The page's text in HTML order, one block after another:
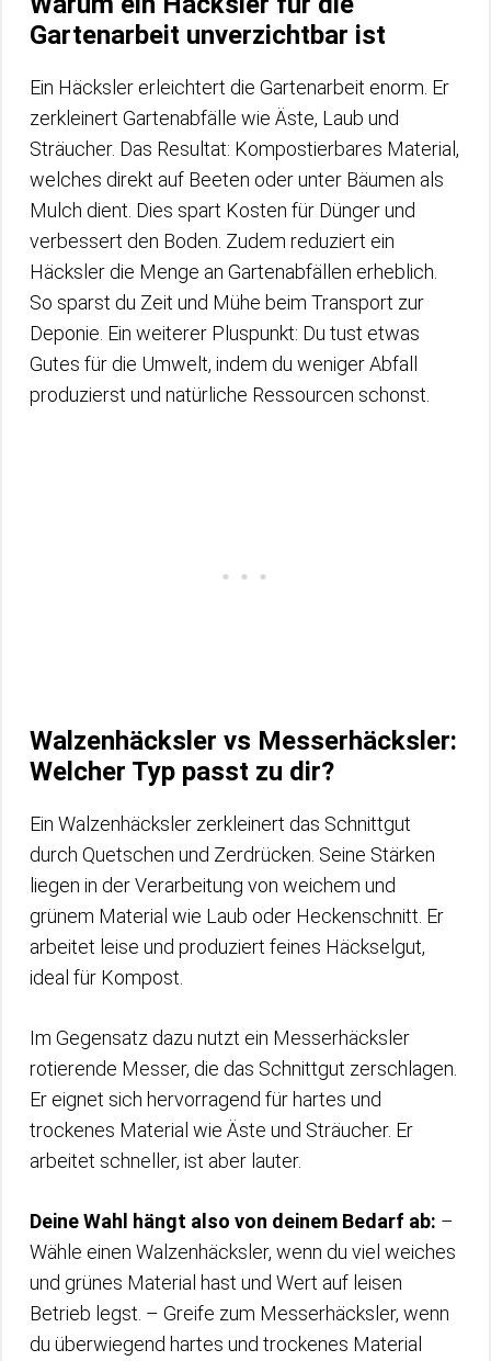
Gartenarbeit unverzichtbar ist
Ein Häcksler erleichtert die Gartenarbeit enorm. Er
zerkleinert Gartenabfälle wie Äste, Laub und
Sträucher. Das Resultat: Kompostierbares Material,
welches direkt auf Beeten oder unter Bäumen als
Mulch dient. Dies spart Kosten für Dünger und
verbessert den Boden. Zudem reduziert ein
Häcksler die Menge an Gartenabfällen erheblich.
So sparst du Zeit und Mühe beim Transport zur
Deponie. Ein weiterer Pluspunkt: Du tust etwas
Gutes für die Umwelt, indem du weniger Abfall
produzierst und natürliche Ressourcen schonst.
Walzenhäcksler vs Messerhäcksler:
Welcher Typ passt zu dir?
Ein Walzenhäcksler zerkleinert das Schnittgut
durch Quetschen und Zerdrücken. Seine Stärken
liegen in der Verarbeitung von weichem und
grünem Material wie Laub oder Heckenschnitt. Er
arbeitet leise und produziert feines Häckselgut,
ideal für Kompost.
Im Gegensatz dazu nutzt ein Messerhäcksler
rotierende Messer, die das Schnittgut zerschlagen.
Er eignet sich hervorragend für hartes und
trockenes Material wie Äste und Sträucher. Er
arbeitet schneller, ist aber lauter.
Deine Wahl hängt also von deinem Bedarf ab: –
Wähle einen Walzenhäcksler, wenn du viel weiches
und grünes Material hast und Wert auf leisen
Betrieb legst. – Greife zum Messerhäcksler, wenn
du überwiegend hartes und trockenes Material